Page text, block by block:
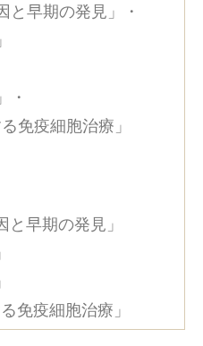
早期の発見」・
・
免疫細胞治療」
早期の発見」
免疫細胞治療」